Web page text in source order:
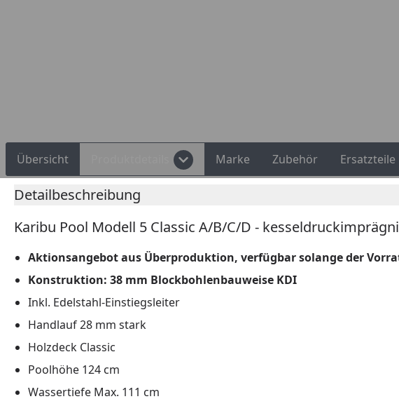
Übersicht Marke Zubehör Ersatzteile
Detailbeschreibung
Karibu Pool Modell 5 Classic A/B/C/D -
Aktionsangebot aus Überproduktion, verfügbar solange der
Konstruktion: 38 mm Blockbohlenbauweise KDI
Inkl. Edelstahl-Einstiegsleiter
Handlauf 28 mm stark
Holzdeck Classic
Poolhöhe 124 cm
Wassertiefe Max. 111 cm